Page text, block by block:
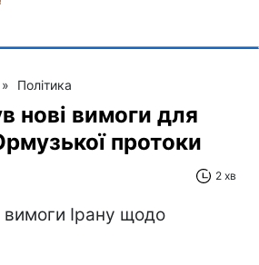
» Політика
нові вимоги для
протоки
2 хв
Ірану щодо